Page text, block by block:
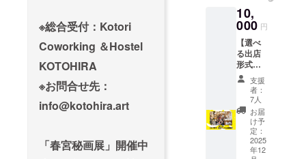
※総合受付：Kotori
Coworking ＆Hostel
KOTOHIRA
※お問合せ先：
info@kotohira.art
「春宮秘画展」開催中
場合
は、掲
載いた
しませ
ん。 ＜
掲載サ
イズ＞
30万円
以上：
文字サ
イズ特
大又は
ロゴ掲
出 10万
る方
は、備
考欄に
掲載し
たいお
名前を
ご記入
くださ
い。
（企業
名、
ニック
ネーム
可） 備
ナーチ
ケット
を利用
する旨
をお伝
えくだ
さい。
営業時
間／
18:30～
21:30（
LO.21:0
0）※前
日まで
ワーキ
ングス
ペース
を好き
な時に
ご利用
いただ
ける権
利（3
回） 営
業時
間：
9:00~1
ありま
すので
お早め
に。 ＜
セット
内容＞
・Tシャ
ツ 1枚
①白生
地×オレ
ンジ
②ライ
トイエ
ロー
10,
000 円
【選べ
る出店
形式】
コトリ
琴平で
自分が
やりた
いイベ
ントを
開催で
きる！
支援
者：
7人
お届
け予
定：
2025
年12